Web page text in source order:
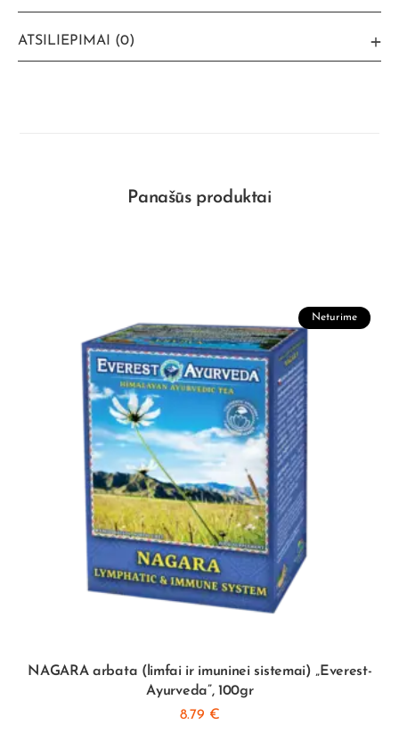
ATSILIEPIMAI (0)
Panašūs produktai
Neturime
NAGARA arbata (limfai ir imuninei sistemai) „Everest-
Ayurveda”, 100gr
8.79 €